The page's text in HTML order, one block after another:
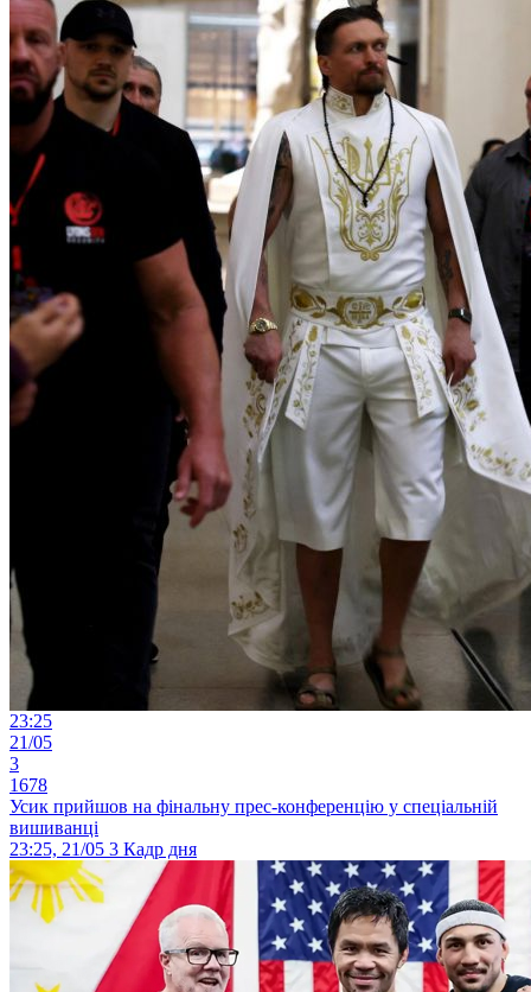
23:25
21/05
3
1678
Усик прийшов на фінальну прес-конференцію у спеціальній
вишиванці
23:25, 21/05 3 Кадр дня